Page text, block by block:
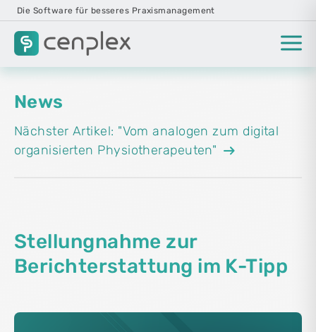
Die Software für besseres Praxismanagement
News
Nächster Artikel: "Vom analogen zum digital
organisierten Physiotherapeuten" arrow_right_alt
Stellungnahme zur
Berichterstattung im K-Tipp